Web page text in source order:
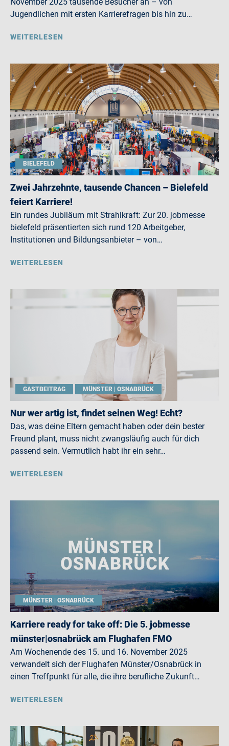
Jugendlichen mit ersten Karrierefragen bis hin zu…
WEITERLESEN
BIELEFELD
Zwei Jahrzehnte, tausende Chancen – Bielefeld
feiert Karriere!
Ein rundes Jubiläum mit Strahlkraft: Zur 20. jobmesse
bielefeld präsentierten sich rund 120 Arbeitgeber,
Institutionen und Bildungsanbieter – von…
WEITERLESEN
GASTBEITRAG MÜNSTER | OSNABRÜCK
Nur wer artig ist, findet seinen Weg! Echt?
Das, was deine Eltern gemacht haben oder dein bester
Freund plant, muss nicht zwangsläufig auch für dich
passend sein. Vermutlich habt ihr ein sehr…
WEITERLESEN
MÜNSTER | OSNABRÜCK
Karriere ready for take off: Die 5. jobmesse
münster|osnabrück am Flughafen FMO
Am Wochenende des 15. und 16. November 2025
verwandelt sich der Flughafen Münster/Osnabrück in
einen Treffpunkt für alle, die ihre berufliche Zukunft…
WEITERLESEN